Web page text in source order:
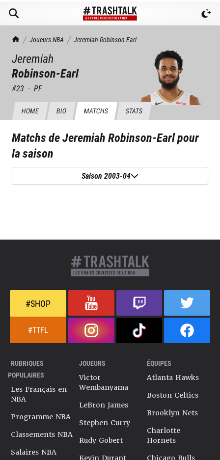
TrashTalk Actu NBA
Joueurs NBA Jeremiah Robinson-Earl
Jeremiah
Robinson-Earl
#23 · PF
HOME BIO MATCHS STATS
Matchs deJeremiah Robinson-Earlpour
la saison
Saison 2003-04
#SHOP
#TTFL
RUBRIQUES
POPULAIRES
Les Français en
NBA
Programme NBA
Classements NBA
Salaires NBA
JOUEURS
Victor
Wembanyama
LeBron James
Stephen Curry
Rudy Gobert
Kevin Durant
ÉQUIPES
Atlanta Hawks
Boston Celtics
Brooklyn Nets
Charlotte
Hornets
Chicago Bulls